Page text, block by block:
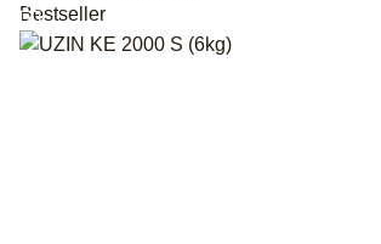
Bestseller